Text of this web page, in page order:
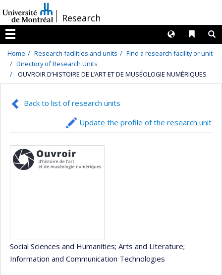
au
contenu
/Research
Menu
Liens
Langues
Home Research facilities and units
Find a research facility or unit
Directory of Research Units
OUVROIR D’HISTOIRE DE L’ART ET DE MUSÉOLOGIE NUMÉRIQUES
Back to list of research units
Update the profile of the research unit
Social Sciences and Humanities; Arts and Literature;
Information and Communication Technologies